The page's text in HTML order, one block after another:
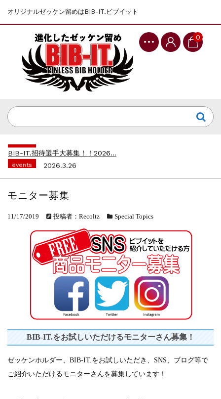
オリジナルゼッケン留めはBIB-IT.ビブイット
0
events
2025.10.1
第46回 丹波篠山ABCマラソン...
上尾シティハーフマラソン2026 記念T...
events
2026.6.23
events
2026.3.26
BIB-IT.のZERO WASTE...
events
2025.10.1
上尾シティハーフマラソン2026 記念T...
2026.6.23
BIB-IT.招待選手大募集！！2026...
2026.3.26
BIB-IT.のZERO WASTE...
2026.2.2
仙台国際ハーフマラソン2026 大会オリ...
events
2025.10.1
第46回 丹波篠山ABCマラソン...
モニター募集
11/17/2019 投稿者：Recoltz Special Topics
BIB-IT.をお試しいただけるモニターさん募集！
ゼッケンホルダー、BIB-IT.をお試しいただき、SNS、ブログ等で
ご紹介いただけるモニターさんを募集しています！